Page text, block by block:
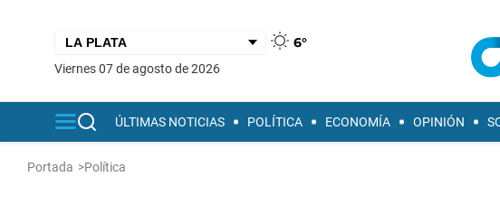
6°
viernes 07 de agosto de 2026
ÚLTIMAS NOTICIAS POLÍTICA ECONOMÍA OPINIÓN
Portada >Política